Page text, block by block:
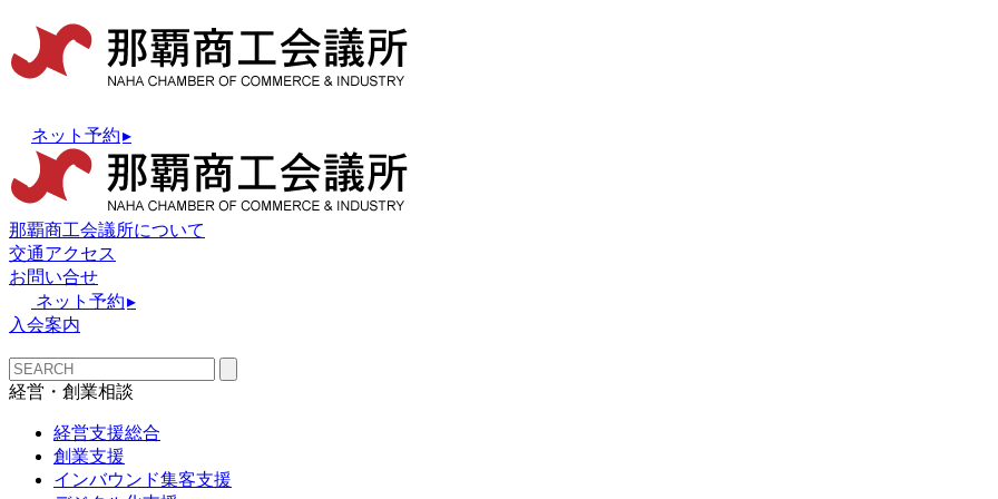
ネット予約▸
那覇商工会議所について
交通アクセス
お問い合せ
ネット予約▸
入会案内
経営・創業相談
経営支援総合
創業支援
インバウンド集客支援